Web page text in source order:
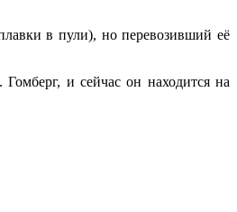
в пули), но перевозивший её
и сейчас он находится на